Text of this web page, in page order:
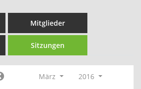
Mitglieder
Sitzungen
März
2016